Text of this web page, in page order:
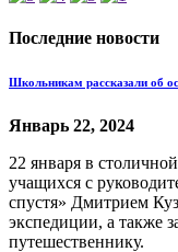
Последние новости
Школьникам рассказали об
Январь 22, 2024
22 января в
учащихся с
спустя» Дмитрием
экспедиции, а также
путешественнику.